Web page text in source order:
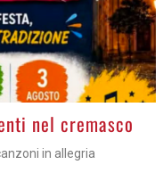
nel cremasco
in allegria